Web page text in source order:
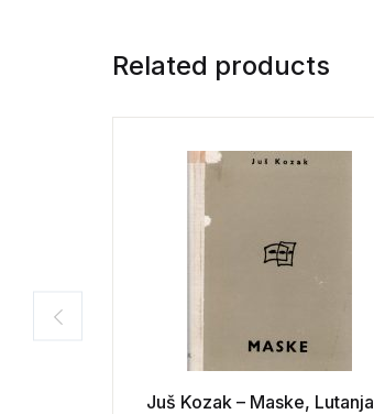
Related products
Juš Kozak – Maske, Lutanja